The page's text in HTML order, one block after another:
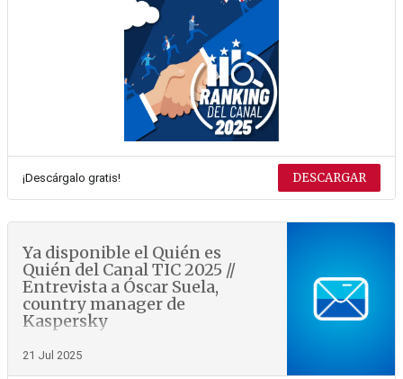
¡Descárgalo gratis! DESCARGAR
Ya disponible el Quién es
Quién del Canal TIC 2025 //
Entrevista a Óscar Suela,
country manager de
Kaspersky
21 Jul 2025